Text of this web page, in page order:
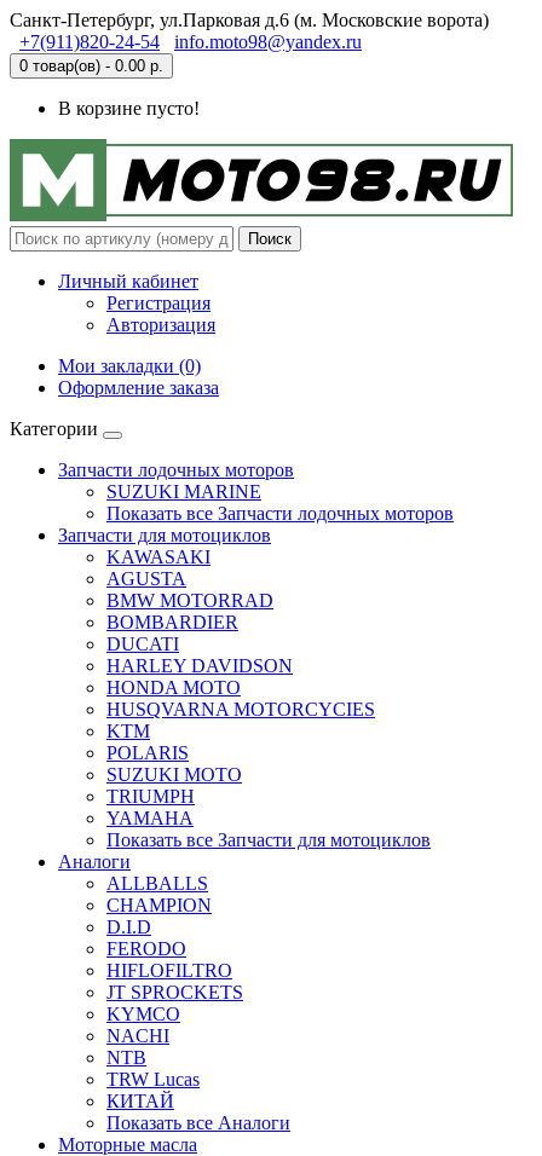
Санкт-Петербург, ул.Парковая д.6 (м. Московские ворота)
+7(911)820-24-54
info.moto98@yandex.ru
0 товар(ов) - 0.00 р.
В корзине пусто!
Поиск
Личный кабинет
Регистрация
Авторизация
Мои закладки (0)
Оформление заказа
Категории
Запчасти лодочных моторов
SUZUKI MARINE
Показать все Запчасти лодочных моторов
Запчасти для мотоциклов
KAWASAKI
AGUSTA
BMW MOTORRAD
BOMBARDIER
DUCATI
HARLEY DAVIDSON
HONDA MOTO
HUSQVARNA MOTORCYCIES
KTM
POLARIS
SUZUKI MOTO
TRIUMPH
YAMAHA
Показать все Запчасти для мотоциклов
Аналоги
ALLBALLS
CHAMPION
D.I.D
FERODO
HIFLOFILTRO
JT SPROCKETS
KYMCO
NACHI
NTB
TRW Lucas
КИТАЙ
Показать все Аналоги
Моторные масла